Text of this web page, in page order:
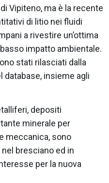
di Vipiteno, ma è la recente
di litio nei fluidi
a rivestire un’ottima
impatto ambientale.
stati rilasciati dalla
database, insieme agli
depositi
minerale per
meccanica, sono
bresciano ed in
per la nuova